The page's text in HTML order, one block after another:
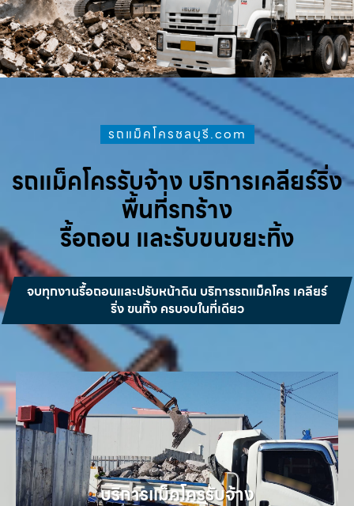
รถแม็คโครชลบุรี.com
รถแม็คโครรับจ้าง บริการเคลียร์ริ่ง
พื้นที่รกร้าง
รื้อถอน และรับขนขยะทิ้ง
จบทุกงานรื้อถอนและปรับหน้าดิน บริการรถแม็คโคร เคลียร์
ริ่ง ขนทิ้ง ครบจบในที่เดียว
บริการแม็คโครรับจ้าง